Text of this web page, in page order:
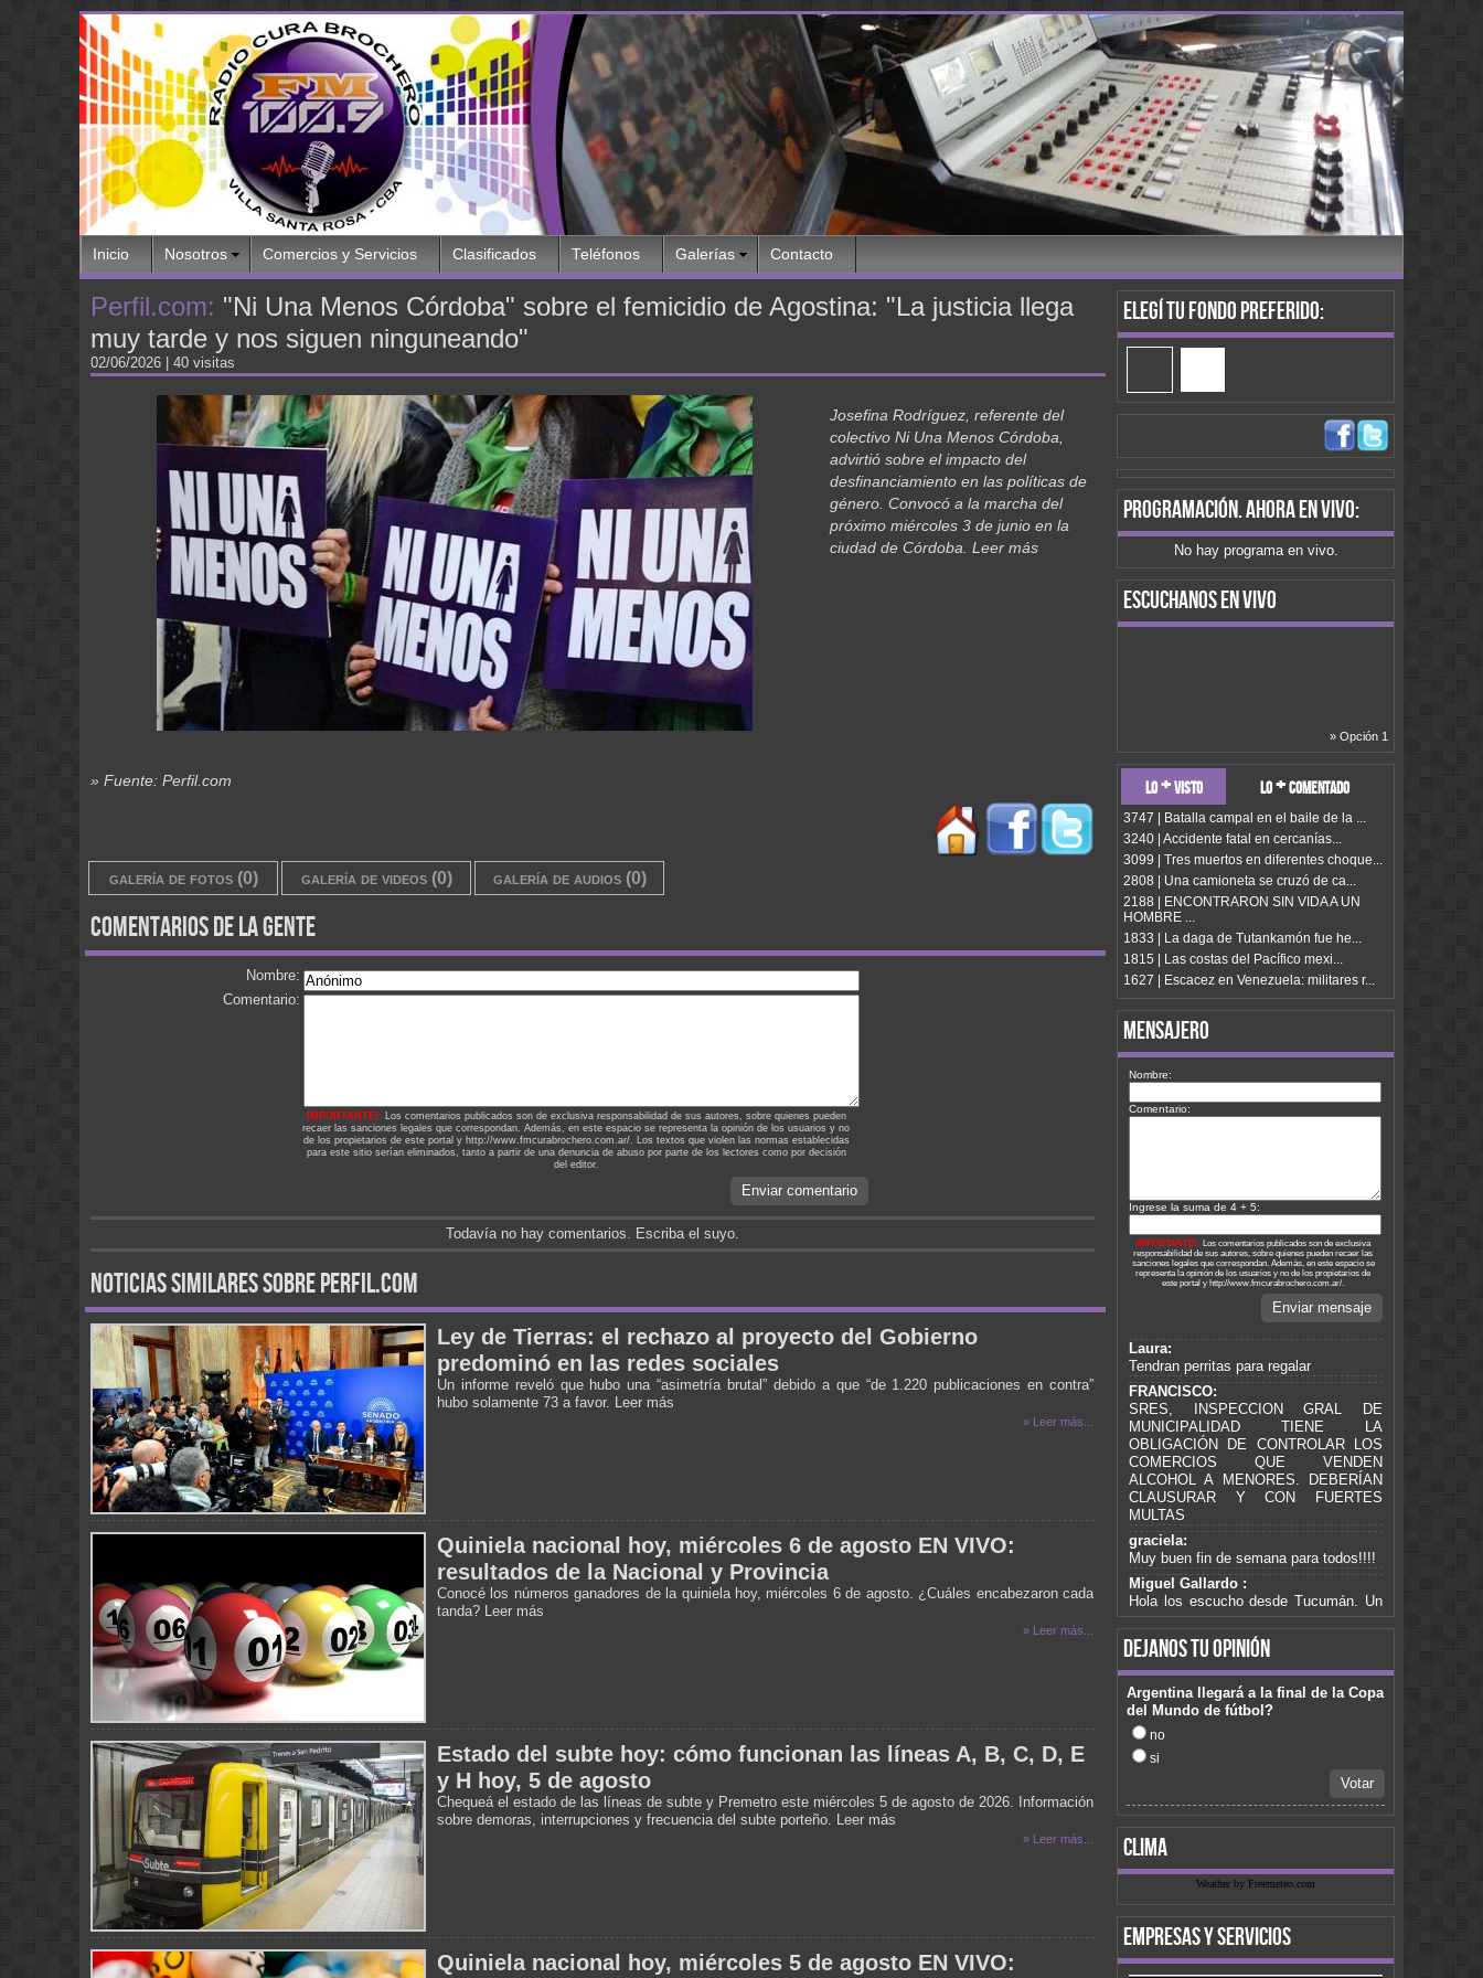
Inicio Nosotros Comercios y Servicios Clasificados Teléfonos Galerías Contacto
Perfil.com: "Ni Una Menos Córdoba" sobre el femicidio de Agostina: "La justicia llega
muy tarde y nos siguen ninguneando"
02/06/2026 | 40 visitas
Josefina Rodríguez, referente del
colectivo Ni Una Menos Córdoba,
advirtió sobre el impacto del
desfinanciamiento en las políticas de
género. Convocó a la marcha del
próximo miércoles 3 de junio en la
ciudad de Córdoba. Leer más
» Fuente: Perfil.com
galería de fotos (0) galería de videos (0) galería de audios (0)
comentarios de la gente
Nombre:
Comentario:
IMPORTANTE!: Los comentarios publicados son de exclusiva responsabilidad de sus autores, sobre quienes pueden
recaer las sanciones legales que correspondan. Además, en este espacio se representa la opinión de los usuarios y no
de los propietarios de este portal y http://www.fmcurabrochero.com.ar/. Los textos que violen las normas establecidas
para este sitio serían eliminados, tanto a partir de una denuncia de abuso por parte de los lectores como por decisión
del editor.
Enviar comentario
Todavía no hay comentarios. Escriba el suyo.
noticias similares sobre perfil.com
Ley de Tierras: el rechazo al proyecto del Gobierno
predominó en las redes sociales
Un informe reveló que hubo una “asimetría brutal” debido a que “de 1.220 publicaciones en contra”
hubo solamente 73 a favor. Leer más
» Leer más...
Quiniela nacional hoy, miércoles 6 de agosto EN VIVO:
resultados de la Nacional y Provincia
Conocé los números ganadores de la quiniela hoy, miércoles 6 de agosto. ¿Cuáles encabezaron cada
tanda? Leer más
» Leer más...
Estado del subte hoy: cómo funcionan las líneas A, B, C, D, E
y H hoy, 5 de agosto
Chequeá el estado de las líneas de subte y Premetro este miércoles 5 de agosto de 2026. Información
sobre demoras, interrupciones y frecuencia del subte porteño. Leer más
» Leer más...
Quiniela nacional hoy, miércoles 5 de agosto EN VIVO:
Elegí tu fondo preferido:
programación. ahora en vivo:
No hay programa en vivo.
escuchanos en vivo
» Opción 1
lo + visto lo + comentado
3747 | Batalla campal en el baile de la ...
3240 | Accidente fatal en cercanías...
3099 | Tres muertos en diferentes choque...
2808 | Una camioneta se cruzó de ca...
2188 | ENCONTRARON SIN VIDA A UN
HOMBRE ...
1833 | La daga de Tutankamón fue he...
1815 | Las costas del Pacífico mexi...
1627 | Escacez en Venezuela: militares r...
mensajero
Nombre:
Comentario:
Ingrese la suma de 4 + 5:
IMPORTANTE!: Los comentarios publicados son de exclusiva
responsabilidad de sus autores, sobre quienes pueden recaer las
sanciones legales que correspondan. Además, en este espacio se
representa la opinión de los usuarios y no de los propietarios de
este portal y http://www.fmcurabrochero.com.ar/.
Enviar mensaje
Laura:
Tendran perritas para regalar
FRANCISCO:
SRES, INSPECCION GRAL DE
MUNICIPALIDAD TIENE LA
OBLIGACIÓN DE CONTROLAR LOS
COMERCIOS QUE VENDEN
ALCOHOL A MENORES. DEBERÍAN
CLAUSURAR Y CON FUERTES
MULTAS
graciela:
Muy buen fin de semana para todos!!!!
Miguel Gallardo :
Hola los escucho desde Tucumán. Un
saludo para mis compañeros de trabajo
de Romero cammisa.pasa algo de Gary
fabiana :
No te puedo escuchar amigo
fabiana :
No te puedo escuchar amigo
graciela:
Somos de Buenos Aires, y no la
podemos escuchar hace raaaaaato.
Podìa averiguar, gracias!!!! saludos a
todossss =)
Dana :
Dana de Córdoba Capital y quisiera que
CD de Julian Burgos "Morir De Amor"
Saludos
daniel :
dejanos tu opinión
Argentina llegará a la final de la Copa
del Mundo de fútbol?
no
si
Votar
clima
Weather by Freemeteo.com
empresas y servicios